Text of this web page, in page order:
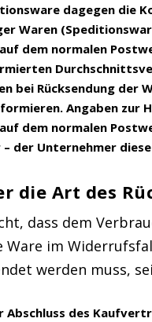
dagegen die
Waren
dem normalen
bei Rücksendung der
Angaben zur
dem normalen
– der Unternehmer
die Art des
dass dem
Ware im
werden muss,
Abschluss des